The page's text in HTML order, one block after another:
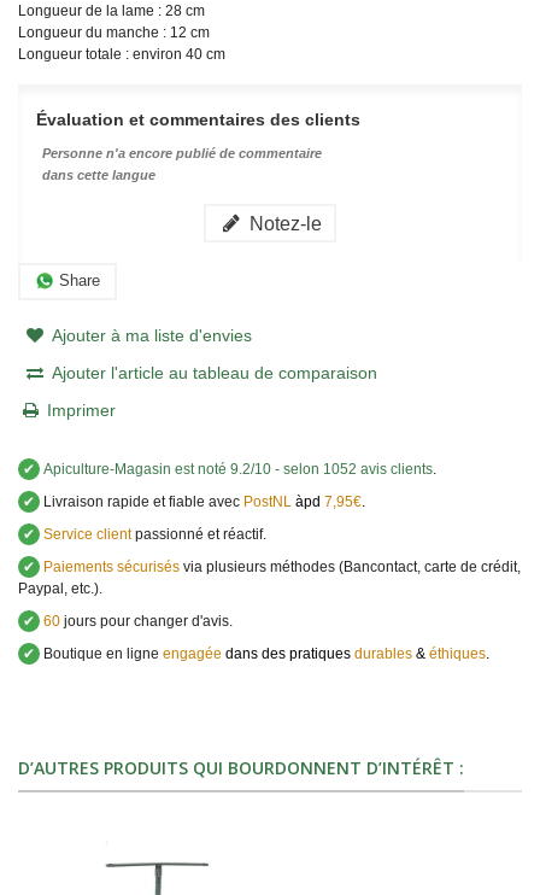
Longueur de la lame : 28 cm
Longueur du manche : 12 cm
Longueur totale : environ 40 cm
Évaluation et commentaires des clients
Personne n'a encore publié de commentaire
dans cette langue
Notez-le
Share
Ajouter à ma liste d'envies
Ajouter l'article au tableau de comparaison
Imprimer
✔ Apiculture-Magasin est noté 9.2/10 - selon 1052 avis clients
✔
Livraison rapide et fiable avec PostNL àpd 7,95€
✔ Service clientpassionné et réactif.
✔
Paiements sécurisés via plusieurs méthodes (Bancontact, carte de crédit,
Paypal, etc.).
✔ 60 jours pour changer d'avis.
✔
Boutique en ligne engagée dans des pratiques durables & éthiques
D’AUTRES PRODUITS QUI BOURDONNENT D’INTÉRÊT :